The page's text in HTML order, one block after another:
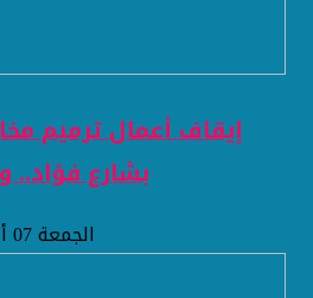
إيقاف أعمال ترميم
بشارع
الجمعة 07 أغسطس 2026 03:18 مساءً